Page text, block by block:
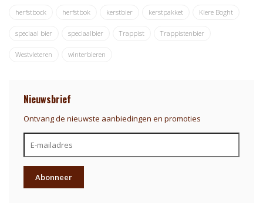
herfstbock herfstbok kerstbier kerstpakket Klere Boght
speciaal bier speciaalbier Trappist Trappistenbier
Westvleteren winterbieren
Nieuwsbrief
Ontvang de nieuwste aanbiedingen en promoties
Abonneer